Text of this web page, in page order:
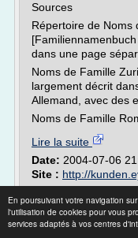
En poursuivant votre navigation
l'utilisation de cookies pour vous
services adaptés à vos centres
Sources
Répertoire de Noms
dans une page
Noms de Famille
largement décrit
Allemand, avec des
Noms de Famille
Lire la suite
Date: 2004-07-06
Site : http://
d apres nom de
de famille/